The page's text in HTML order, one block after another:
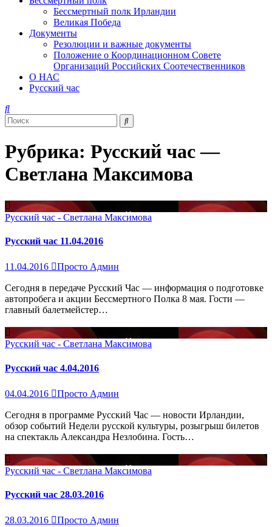
Бессмертный полк Ирландии
Великая Победа
Документы
Резолюции и важные документы
Положение о Координационном Совете
Организаций Российских Соотечественников
О НАС
Русский час
Рубрика: Русский час —
Светлана Максимова
Русский час - Светлана Максимова
Русский час 11.04.2016
11.04.2016 Просто Админ
Сегодня в передаче Русский Час — информация о подготовке
автопробега и акции Бессмертного Полка 8 мая. Гости —
главный балетмейстер…
Русский час - Светлана Максимова
Русский час 4.04.2016
04.04.2016 Просто Админ
Сегодня в программе Русский Час — новости Ирландии,
обзор событий Недели русской культуры, розыгрыш билетов
на спектакль Александра Незлобина. Гость…
Русский час - Светлана Максимова
Русский час 28.03.2016
28.03.2016 Просто Админ